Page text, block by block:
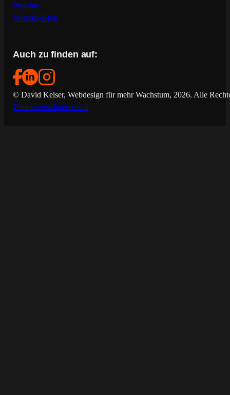
Projekte
Wissens-Blog
Auch zu finden auf:
© David Keiser, Webdesign für mehr Wachstum, 2026. Alle
DatenschutzImpressum